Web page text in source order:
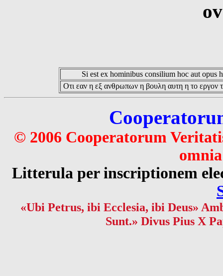
Si est ex hominibus consilium hoc aut opus
Οτι εαν η εξ ανθρωπων η βουλη αυτη η το εργον
© 2006 Cooperatorum
Litterula per inscriptionem
«Ubi Petrus, ibi Ecclesia, ibi Deus»
Sunt.» Divus Pius X